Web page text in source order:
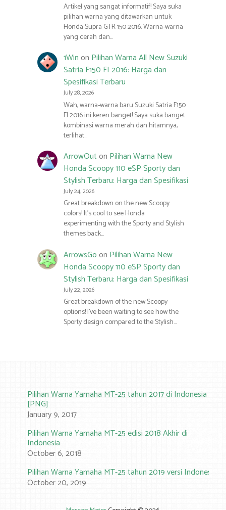
Artikel yang sangat informatif! Saya suka
pilihan warna yang ditawarkan untuk
Honda Supra GTR 150 2016. Warna-warna
yang cerah dan…
1Winon Pilihan Warna All New Suzuki
Satria F150 FI 2016: Harga dan
Spesifikasi Terbaru
July 28, 2026
Wah, warna-warna baru Suzuki Satria F150
FI 2016 ini keren banget! Saya suka banget
kombinasi warna merah dan hitamnya,
terlihat…
ArrowOuton Pilihan Warna New
Honda Scoopy 110 eSP Sporty dan
Stylish Terbaru: Harga dan Spesifikasi
July 24, 2026
Great breakdown on the new Scoopy
colors! It’s cool to see Honda
experimenting with the Sporty and Stylish
themes back…
ArrowsGoon Pilihan Warna New
Honda Scoopy 110 eSP Sporty dan
Stylish Terbaru: Harga dan Spesifikasi
July 22, 2026
Great breakdown of the new Scoopy
options! I’ve been waiting to see how the
Sporty design compared to the Stylish…
Pilihan Warna Yamaha MT-25 tahun 2017 di Indonesia
[PNG]
January 9, 2017
Pilihan Warna Yamaha MT-25 edisi 2018 Akhir di
Indonesia
October 6, 2018
Pilihan Warna Yamaha MT-25 tahun 2019 versi Indonesia
October 20, 2019